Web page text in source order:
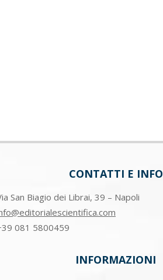
CONTATTI E INFO
San Biagio dei Librai, 39 – Napoli
081 5800459
INFORMAZIONI